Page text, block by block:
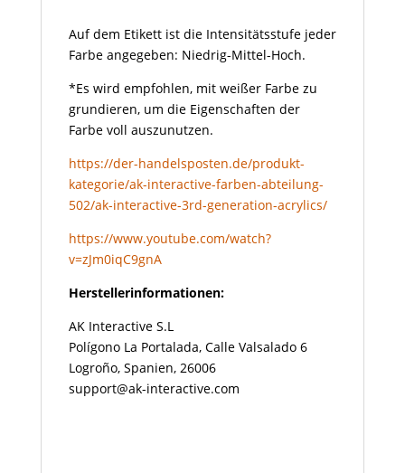
Auf dem Etikett ist die Intensitätsstufe jeder
Farbe angegeben: Niedrig-Mittel-Hoch.
*Es wird empfohlen, mit weißer Farbe zu
grundieren, um die Eigenschaften der
Farbe voll auszunutzen.
https://der-handelsposten.de/produkt-
kategorie/ak-interactive-farben-abteilung-
502/ak-interactive-3rd-generation-acrylics/
https://www.youtube.com/watch?
v=zJm0iqC9gnA
Herstellerinformationen:
AK Interactive S.L
Polígono La Portalada, Calle Valsalado 6
Logroño, Spanien, 26006
support@ak-interactive.com